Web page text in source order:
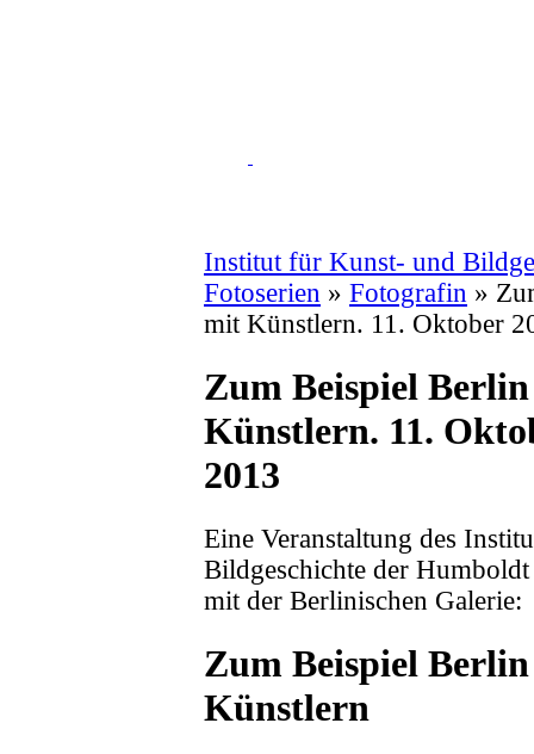
Institut für Kunst- und
Fotoserien » Fotografin »
mit Künstlern. 11. Oktober
Zum Beispiel
Künstlern. 11.
2013
Eine Veranstaltung des
Bildgeschichte der
mit der Berlinischen Galerie:
Zum Beispiel
Künstlern